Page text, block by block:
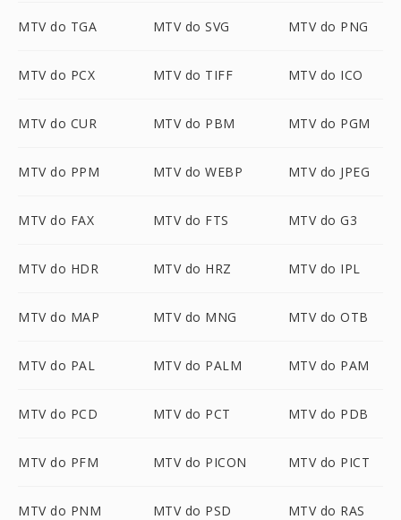
MTV do TGA MTV do SVG MTV do PNG
MTV do PCX MTV do TIFF MTV do ICO
MTV do CUR MTV do PBM MTV do PGM
MTV do PPM MTV do WEBP MTV do JPEG
MTV do FAX MTV do FTS MTV do G3
MTV do HDR MTV do HRZ MTV do IPL
MTV do MAP MTV do MNG MTV do OTB
MTV do PAL MTV do PALM MTV do PAM
MTV do PCD MTV do PCT MTV do PDB
MTV do PFM MTV do PICON MTV do PICT
MTV do PNM MTV do PSD MTV do RAS